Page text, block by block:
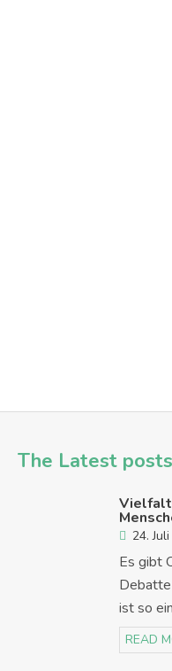
The Latest posts
Vielfalt
24.
Es gibt
ist so
READ